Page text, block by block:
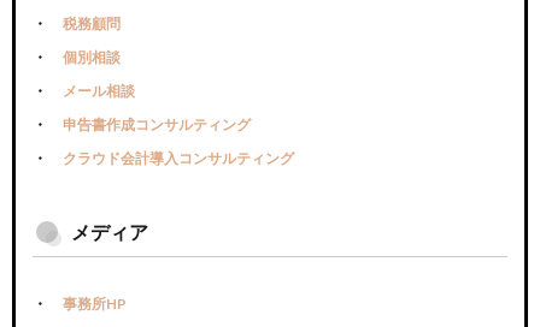
税務顧問
個別相談
メール相談
申告書作成コンサルティング
クラウド会計導入コンサルティング
メディア
事務所HP